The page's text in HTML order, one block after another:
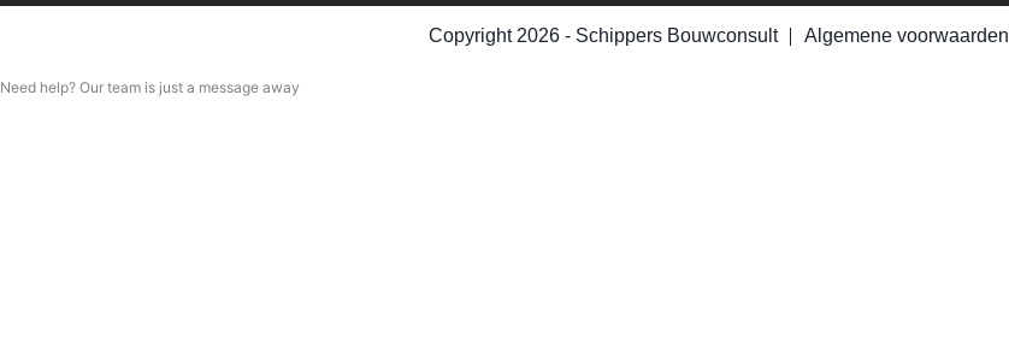
Copyright 2026 - Schippers Bouwconsult Algemene voorwaarden
Need help? Our team is just a message away